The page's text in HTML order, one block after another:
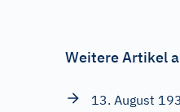
Weitere Artikel
13. August